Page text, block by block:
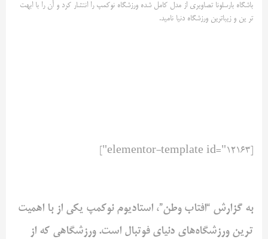
باشگاه بارسلونا تصاویری از مدل کامل شده ورزشگاه نوکمپ را انتشار ‌کرد و آن را با ابهت
تر ین و زیباترین ورزشگاه دنیا نامید. ‌
به گزارش “افتاب وطن”، استادیوم نوکمپ یکی از با اهمیت
ترین ‌ورزشگاه‌های دنیای فوتبال است. ورزشگاهی که از